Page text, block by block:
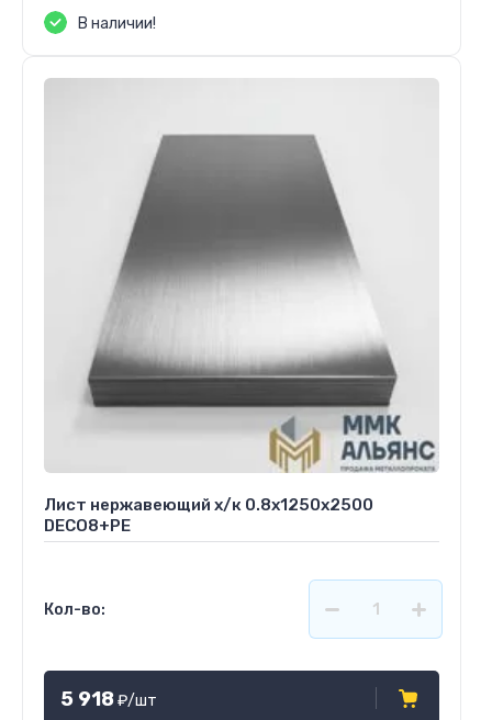
В наличии!
Лист нержавеющий х/к 0.8х1250х2500
DECO8+PE
Кол-во:
5 918₽/шт